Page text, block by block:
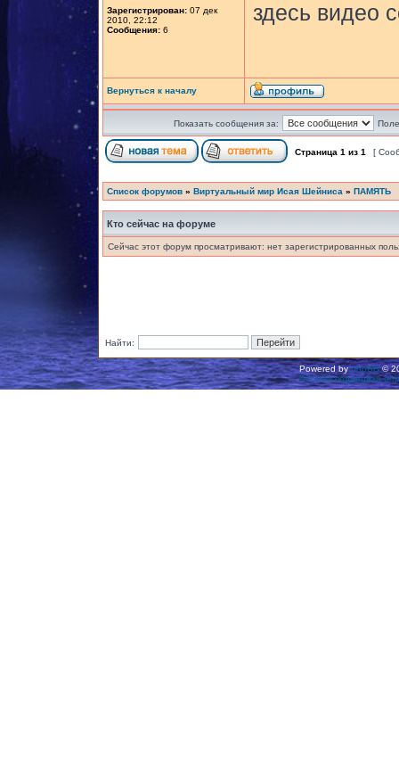
Зарегистрирован: 07 дек
2010, 22:12
Сообщения: 6
здесь видео
Вернуться к началу
Показать сообщения за:
Страница 1 из 1 [
Список форумов » Виртуальный мир Исая Шейниса » ПАМЯТЬ
Кто сейчас на форуме
Сейчас этот форум просматривают: нет зарегистрированных
Найти:
Powered byphpBB©
Русская поддержка